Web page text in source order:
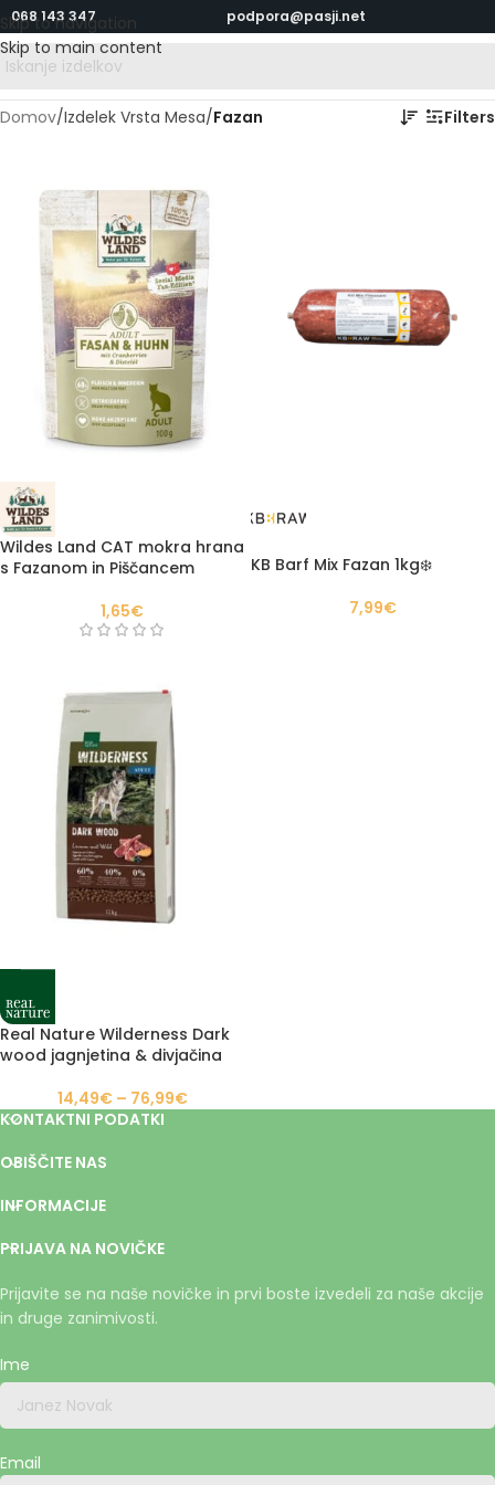
Skip to navigation
Skip to main content
068 143 347 podpora@pasji.net
Domov/Izdelek Vrsta Mesa/Fazan Filters
Wildes Land CAT mokra hrana
s Fazanom in Piščancem
1,65€
KB Barf Mix Fazan 1kg❄️
7,99€
Real Nature Wilderness Dark
wood jagnjetina & divjačina
14,49€ – 76,99€
KONTAKTNI PODATKI
OBIŠČITE NAS
INFORMACIJE
PRIJAVA NA NOVIČKE
Prijavite se na naše novičke in prvi boste izvedeli za naše akcije
in druge zanimivosti.
Ime
Email